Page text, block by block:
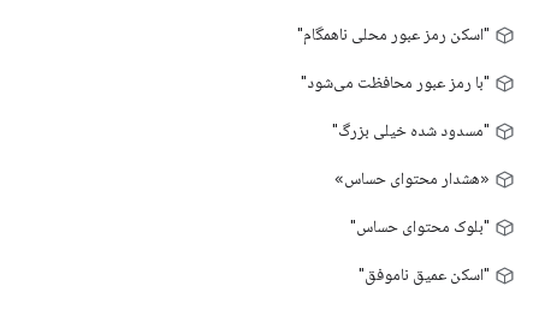
"اسکن رمز عبور محلی ناهمگام"
"با رمز عبور محافظت می‌شود"
"مسدود شده خیلی بزرگ"
«هشدار محتوای حساس»
"بلوک محتوای حساس"
"اسکن عمیق ناموفق"